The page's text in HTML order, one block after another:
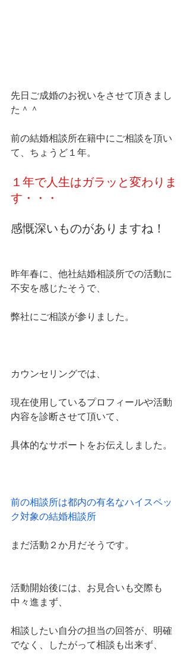
先日ご成婚のお祝いをさせて頂きまし
た＾＾
前の結婚相談所在籍中にご相談を頂い
て、ちょうど１年。
１年で人生はガラッと変わりま
す・・・
感慨深いものがありますね！
昨年春に、他社結婚相談所での活動に
不安を感じたそうで、
弊社にご相談が参りました。
カウンセリングでは、
現在使用しているプロフィールや活動
内容を診断させて頂いて、
具体的なサポートをお伝えしました。
前の相談所は都内の有名なハイスペッ
ク対象の結婚相談所
まだ活動２か月だそうです。
活動開始後には、お見合いも交際も
中々進まず、
相談したい自分の担当の回答が、明確
でなく、したがって相談も出来ず、